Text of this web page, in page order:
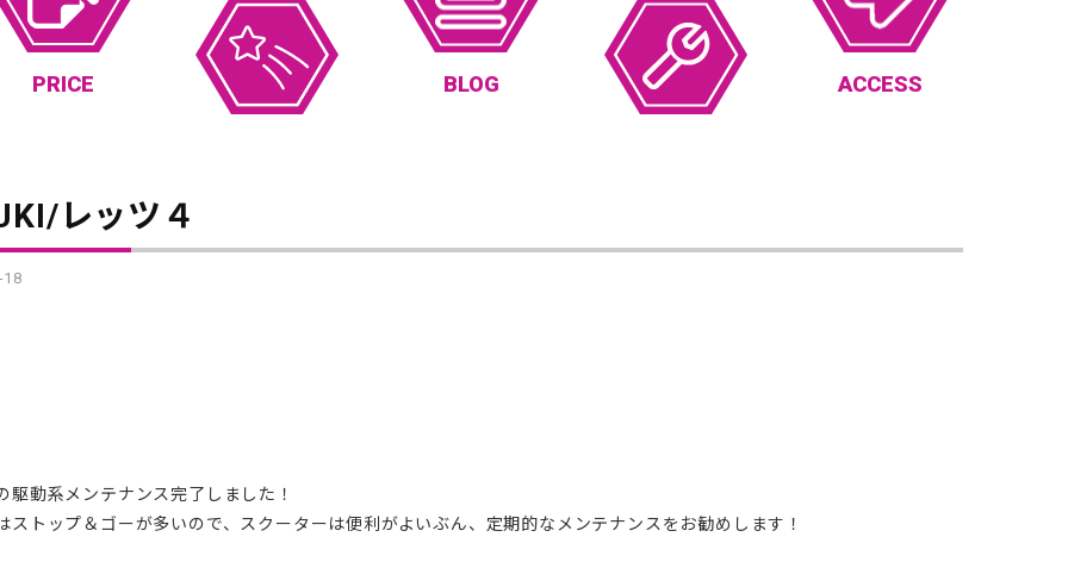
PRICE BLOG ACCESS
レッツ４
18
駆動系メンテナンス完了しました！
ストップ＆ゴーが多いので、スクーターは便利がよいぶん、定期的なメンテナンスをお勧めします！